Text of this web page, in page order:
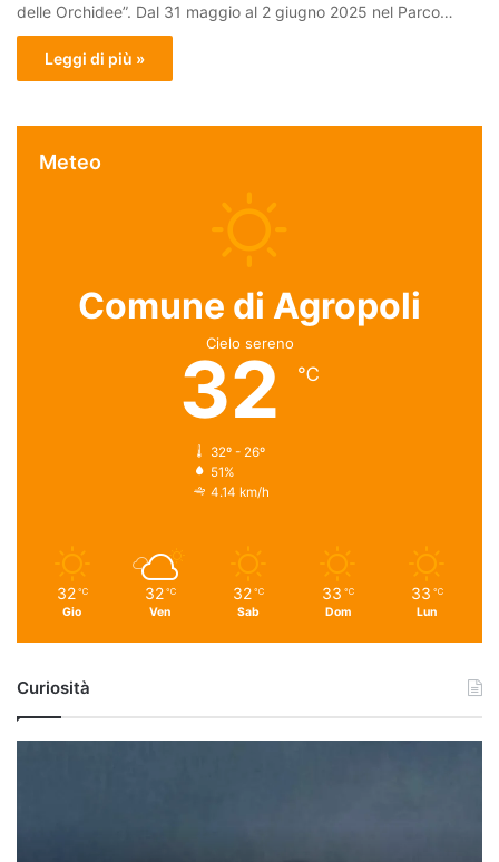
delle Orchidee”. Dal 31 maggio al 2 giugno 2025 nel Parco…
Leggi di più »
Meteo
Comune di Agropoli
Cielo sereno
32 ℃
32º - 26º
51%
4.14 km/h
32 ℃
Gio
32 ℃
Ven
32 ℃
Sab
33 ℃
Dom
33 ℃
Lun
Curiosità